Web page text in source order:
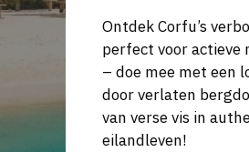
Ontdek Corfu’s
perfect voor actieve
– doe mee met een
door verlaten
van verse vis in
eilandleven!